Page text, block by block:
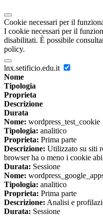
Cookie necessari per il
I cookie necessari per il
disabilitati. È possibile
policy.
lnx.setificio.edu.it
Nome
Tipologia
Proprieta
Descrizione
Durata
Nome: wordpress_test_cookie
Tipologia: analitico
Proprieta: Prima parte
Descrizione: Utilizzato su siti
browser ha o meno i cookie
Durata: Sessione
Nome:
Tipologia: analitico
Proprieta: Prima parte
Descrizione: Analisi e
Durata: Sessione